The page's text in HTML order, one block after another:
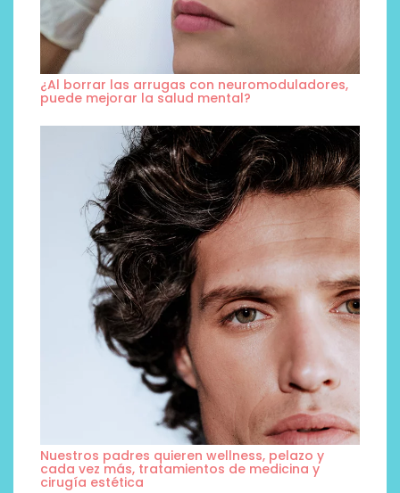
¿Al borrar las arrugas con neuromoduladores,
puede mejorar la salud mental?
Nuestros padres quieren wellness, pelazo y
cada vez más, tratamientos de medicina y
cirugía estética